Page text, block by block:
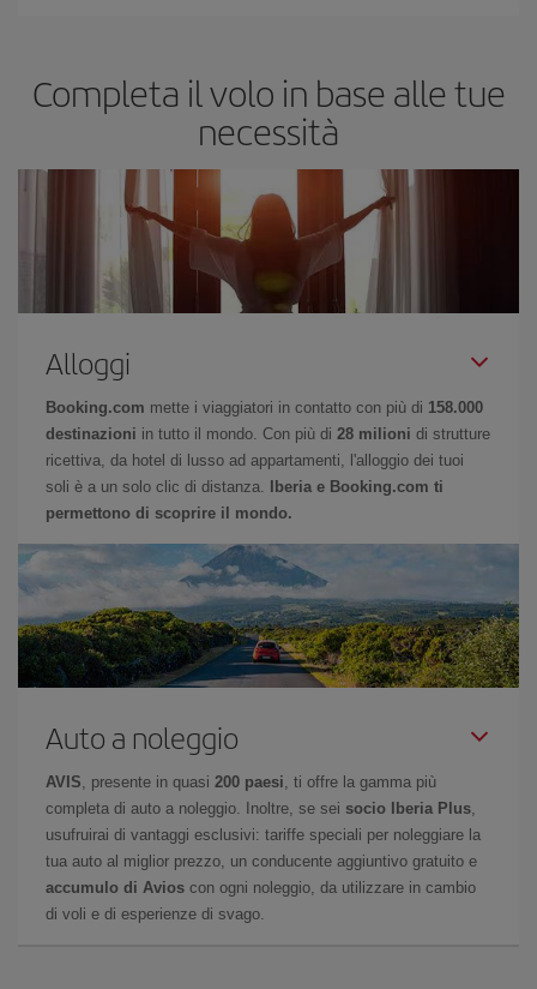
Completa il volo in base alle tue
necessità
Alloggi
Booking.com mette i viaggiatori in contatto con più di 158.000
destinazioni in tutto il mondo. Con più di 28 milioni di strutture
ricettiva, da hotel di lusso ad appartamenti, l'alloggio dei tuoi
soli è a un solo clic di distanza.
Iberia e Booking.com ti
permettono di scoprire il mondo.
Auto a noleggio
AVIS , presente in quasi 200 paesi , ti offre la gamma più
completa di auto a noleggio. Inoltre, se sei socio Iberia Plus
usufruirai di vantaggi esclusivi: tariffe speciali per noleggiare la
tua auto al miglior prezzo, un conducente aggiuntivo gratuito e
accumulo di Avios con ogni noleggio, da utilizzare in cambio
di voli e di esperienze di svago.